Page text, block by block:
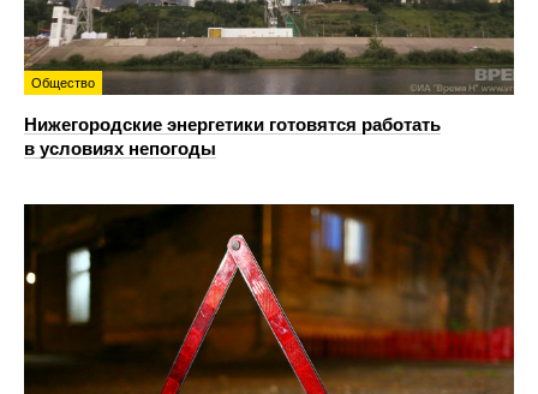
Общество
Нижегородские энергетики готовятся работать
в условиях непогоды